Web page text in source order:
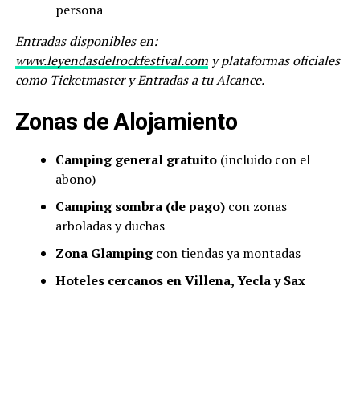
persona
Entradas disponibles en:
www.leyendasdelrockfestival.comy plataformas oficiales
como Ticketmaster y Entradas a tu Alcance.
Zonas de Alojamiento
Camping general gratuito(incluido con el
abono)
Camping sombra (de pago)con zonas
arboladas y duchas
Zona Glampingcon tiendas ya montadas
Hoteles cercanos en Villena, Yecla y Sax